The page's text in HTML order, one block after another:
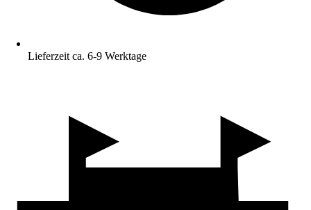
Lieferzeit ca. 6-9 Werktage